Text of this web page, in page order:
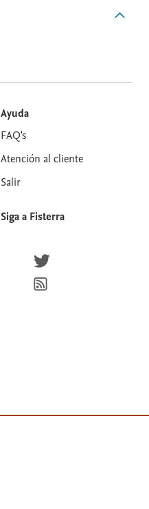
Ayuda
FAQ's
Atención al cliente
Salir
Siga a Fisterra
Síguenos en Twitter
Suscríbete para recibir